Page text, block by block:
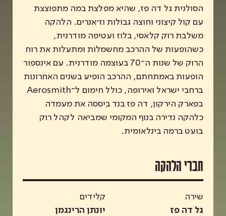
הסולנית גל דה פז, שהיא מפלצת במה מתפוצצת
עם קול קיצוני וחוצה גבולות וז׳אנרים. הלהקה
משלבת רוק קלאסי, בלוז ועטיפה מודרנית,
כשהופעות של ההרכב מחשמלות ומתעלות את רוח
הרוק של שנות ה־70 בעוצמה מודרנית. עם אינספור
הופעות באמתחתם, ההרכב הופיע בשנים האחרונות
ברחבי ישראל ואירופה, כולל חימום ל־Aerosmith
בפארק הירקון, דה פז בנד ביססה את מעמדה
כלהקה נדירה בנוף המקומי שמביאה לקהל רוק
בועט ברמה בינלאומית.
חברי הלהקה
שירה
גל דה פז
קלידים
יונתן הרינגמן